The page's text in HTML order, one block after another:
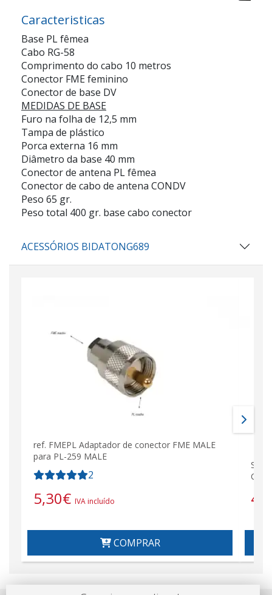
Caracteristicas
Base PL fêmea
Cabo RG-58
Comprimento do cabo 10 metros
Conector FME feminino
Conector de base DV
MEDIDAS DE BASE
Furo na folha de 12,5 mm
Tampa de plástico
Porca externa 16 mm
Diâmetro da base 40 mm
Conector de antena PL fêmea
Conector de cabo de antena CONDV
Peso 65 gr.
Peso total 400 gr. base cabo conector
ACESSÓRIOS BIDATONG689
ref. FMEPL Adaptador de conector FME MALE
para PL-259 MALE
2
5,30€ IVA incluído
COMPRAR